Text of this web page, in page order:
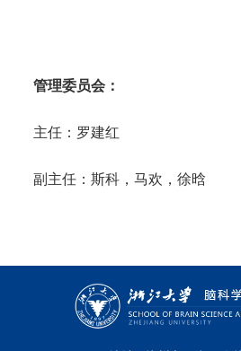
管理委员会：
主任：罗建红
副主任：斯科，马欢，徐晗